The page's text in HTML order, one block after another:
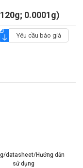
0.0001g)
Yêu cầu báo giá
datasheet/Hướng dẫn
sử dụng